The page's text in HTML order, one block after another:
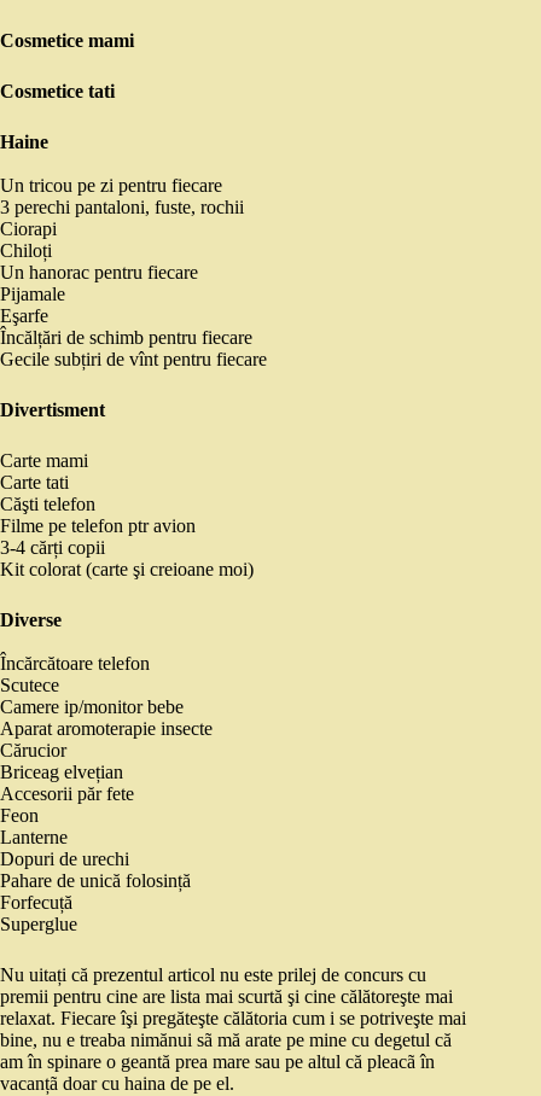
Cosmetice mami
Cosmetice tati
Haine
Un tricou pe zi pentru fiecare
3 perechi pantaloni, fuste, rochii
Ciorapi
Chiloți
Un hanorac pentru fiecare
Pijamale
Eşarfe
Încălțări de schimb pentru fiecare
Gecile subțiri de vînt pentru fiecare
Divertisment
Carte mami
Carte tati
Căşti telefon
Filme pe telefon ptr avion
3-4 cărți copii
Kit colorat (carte şi creioane moi)
Diverse
Încărcătoare telefon
Scutece
Camere ip/monitor bebe
Aparat aromoterapie insecte
Cărucior
Briceag elvețian
Accesorii păr fete
Feon
Lanterne
Dopuri de urechi
Pahare de unică folosință
Forfecuță
Superglue
Nu uitați că prezentul articol nu este prilej de concurs cu
premii pentru cine are lista mai scurtă şi cine călătoreşte mai
relaxat. Fiecare îşi pregăteşte călătoria cum i se potriveşte mai
bine, nu e treaba nimănui sã mă arate pe mine cu degetul că
am în spinare o geantă prea mare sau pe altul că pleacã în
vacanțã doar cu haina de pe el.